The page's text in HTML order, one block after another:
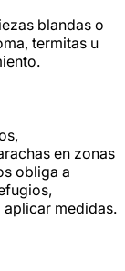
blandas o
termitas u
en zonas
obliga a
medidas.